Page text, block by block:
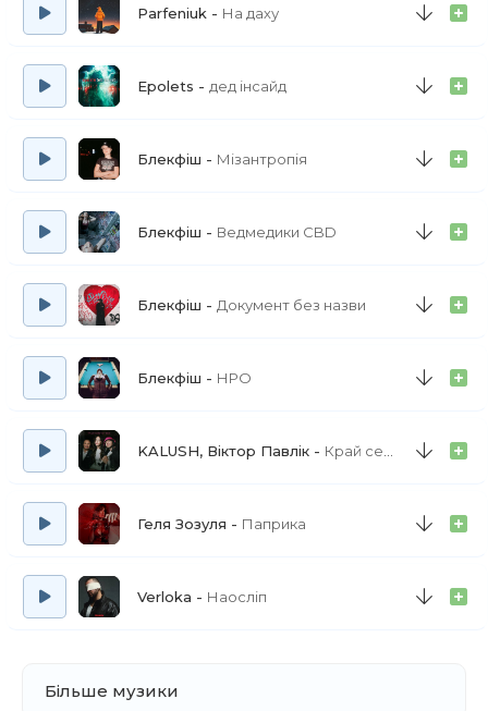
Parfeniuk На даху
Epolets дед інсайд
Блекфіш Мізантропія
Блекфіш Ведмедики CBD
Блекфіш Документ без назви
Блекфіш НРО
KALUSH, Віктор Павлік Край села
Геля Зозуля Паприка
Verloka Наосліп
Більше музики